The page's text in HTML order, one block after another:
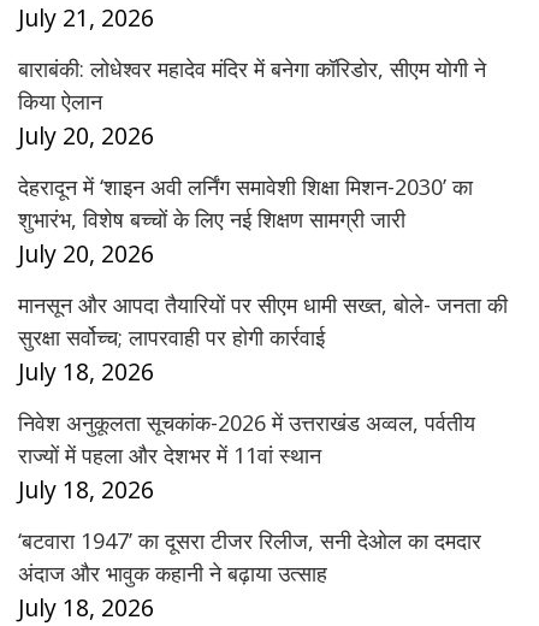
July 21, 2026
बाराबंकी: लोधेश्वर महादेव मंदिर में बनेगा कॉरिडोर, सीएम योगी ने
किया ऐलान
July 20, 2026
देहरादून में ‘शाइन अवी लर्निंग समावेशी शिक्षा मिशन-2030’ का
शुभारंभ, विशेष बच्चों के लिए नई शिक्षण सामग्री जारी
July 20, 2026
मानसून और आपदा तैयारियों पर सीएम धामी सख्त, बोले- जनता की
सुरक्षा सर्वोच्च; लापरवाही पर होगी कार्रवाई
July 18, 2026
निवेश अनुकूलता सूचकांक-2026 में उत्तराखंड अव्वल, पर्वतीय
राज्यों में पहला और देशभर में 11वां स्थान
July 18, 2026
‘बटवारा 1947’ का दूसरा टीजर रिलीज, सनी देओल का दमदार
अंदाज और भावुक कहानी ने बढ़ाया उत्साह
July 18, 2026